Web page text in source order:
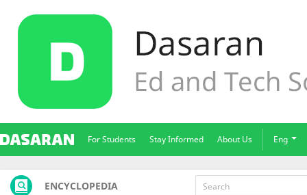
For Students Stay Informed About Us Eng
ENCYCLOPEDIA